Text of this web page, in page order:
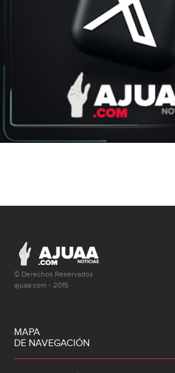
© Derechos Reservados
ajuaa.com - 2015
MAPA
DE NAVEGACIÓN